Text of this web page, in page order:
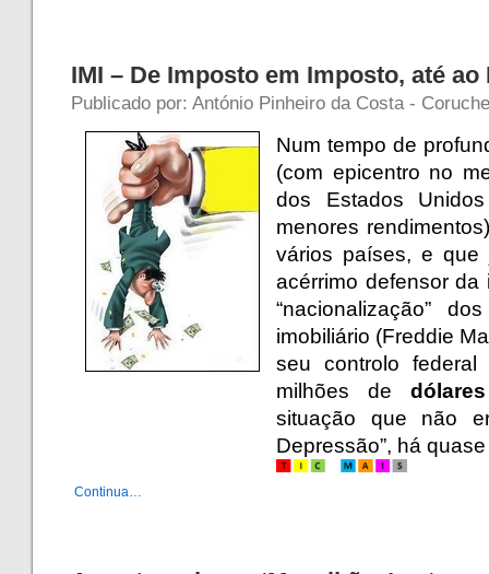
IMI – De Imposto em Imposto, até
Publicado por: António Pinheiro da Costa -
Num tempo de
(com epicentro no
dos Estados
menores
vários países, e
acérrimo defensor da
“nacionalização”
imobiliário (Freddie
seu controlo
milhões de
situação que não
Depressão”, há
Continua…